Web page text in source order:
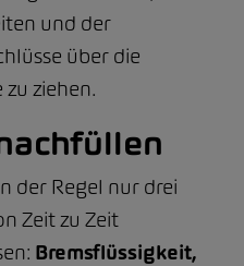
und der
über die
ziehen.
der Regel nur drei
Zeit zu Zeit
Bremsflüssigkeit,